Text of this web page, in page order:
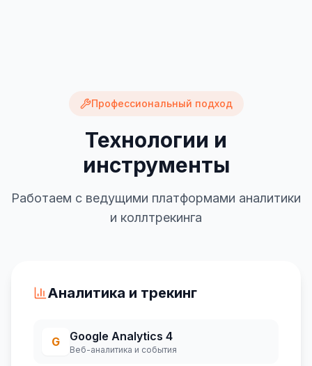
Профессиональный подход
Технологии и
инструменты
Работаем с ведущими платформами аналитики
и коллтрекинга
Аналитика и трекинг
G Google Analytics 4
Веб-аналитика и события